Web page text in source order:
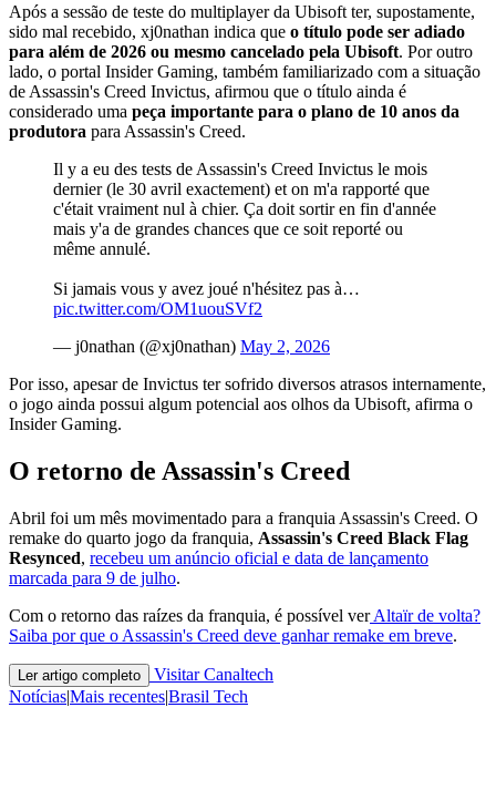
Após a sessão de teste do multiplayer da Ubisoft ter, supostamente,
sido mal recebido, xj0nathan indica que o título pode ser adiado
para além de 2026 ou mesmo cancelado pela Ubisoft. Por outro
lado, o portal Insider Gaming, também familiarizado com a situação
de Assassin's Creed Invictus, afirmou que o título ainda é
considerado uma peça importante para o plano de 10 anos da
produtora para Assassin's Creed.
Il y a eu des tests de Assassin's Creed Invictus le mois
dernier (le 30 avril exactement) et on m'a rapporté que
c'était vraiment nul à chier. Ça doit sortir en fin d'année
mais y'a de grandes chances que ce soit reporté ou
même annulé.
Si jamais vous y avez joué n'hésitez pas à…
pic.twitter.com/OM1uouSVf2
— j0nathan (@xj0nathan) May 2, 2026
Por isso, apesar de Invictus ter sofrido diversos atrasos internamente,
o jogo ainda possui algum potencial aos olhos da Ubisoft, afirma o
Insider Gaming.
O retorno de Assassin's Creed
Abril foi um mês movimentado para a franquia Assassin's Creed. O
remake do quarto jogo da franquia, Assassin's Creed Black Flag
Resynced, recebeu um anúncio oficial e data de lançamento
marcada para 9 de julho.
Com o retorno das raízes da franquia, é possível verAltaïr de volta?
Saiba por que o Assassin's Creed deve ganhar remake em breve.
Ler artigo completo
Visitar Canaltech
Notícias|Mais recentes|Brasil Tech